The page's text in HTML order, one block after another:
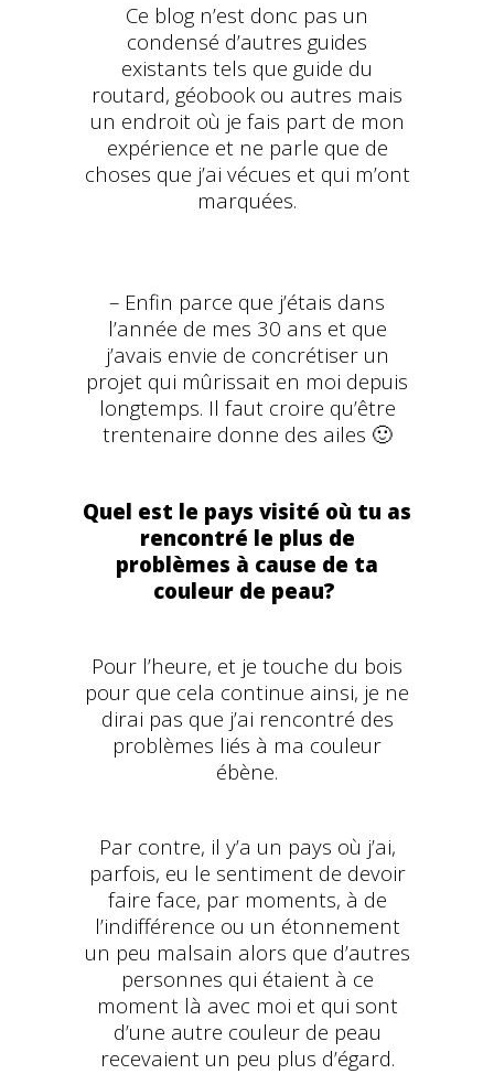
Ce blog n’est donc pas un
condensé d’autres guides
existants tels que guide du
routard, géobook ou autres mais
un endroit où je fais part de mon
expérience et ne parle que de
choses que j’ai vécues et qui m’ont
marquées.
– Enfin parce que j’étais dans
l’année de mes 30 ans et que
j’avais envie de concrétiser un
projet qui mûrissait en moi depuis
longtemps. Il faut croire qu’être
trentenaire donne des ailes 🙂
Quel est le pays visité où tu as
rencontré le plus de
problèmes à cause de ta
couleur de peau?
Pour l’heure, et je touche du bois
pour que cela continue ainsi, je ne
dirai pas que j’ai rencontré des
problèmes liés à ma couleur
ébène.
Par contre, il y’a un pays où j’ai,
parfois, eu le sentiment de devoir
faire face, par moments, à de
l’indifférence ou un étonnement
un peu malsain alors que d’autres
personnes qui étaient à ce
moment là avec moi et qui sont
d’une autre couleur de peau
recevaient un peu plus d’égard.